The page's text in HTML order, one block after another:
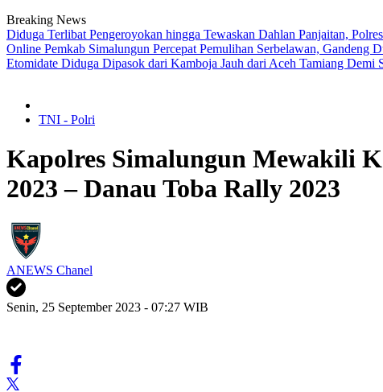
Breaking News
Diduga Terlibat Pengeroyokan hingga Tewaskan Dahlan Panjaitan,
Online Pemkab Simalungun Percepat Pemulihan Serbelawan,
Etomidate Diduga Dipasok dari Kamboja Jauh dari Aceh Tamiang Demi
TNI - Polri
Kapolres Simalungun Mewakili
2023 – Danau Toba Rally 2023
ANEWS Chanel
Senin, 25 September 2023 - 07:27 WIB